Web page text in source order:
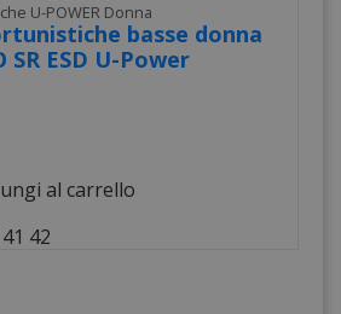
U-POWER Donna
basse donna
SR ESD U-Power
al carrello
41 42